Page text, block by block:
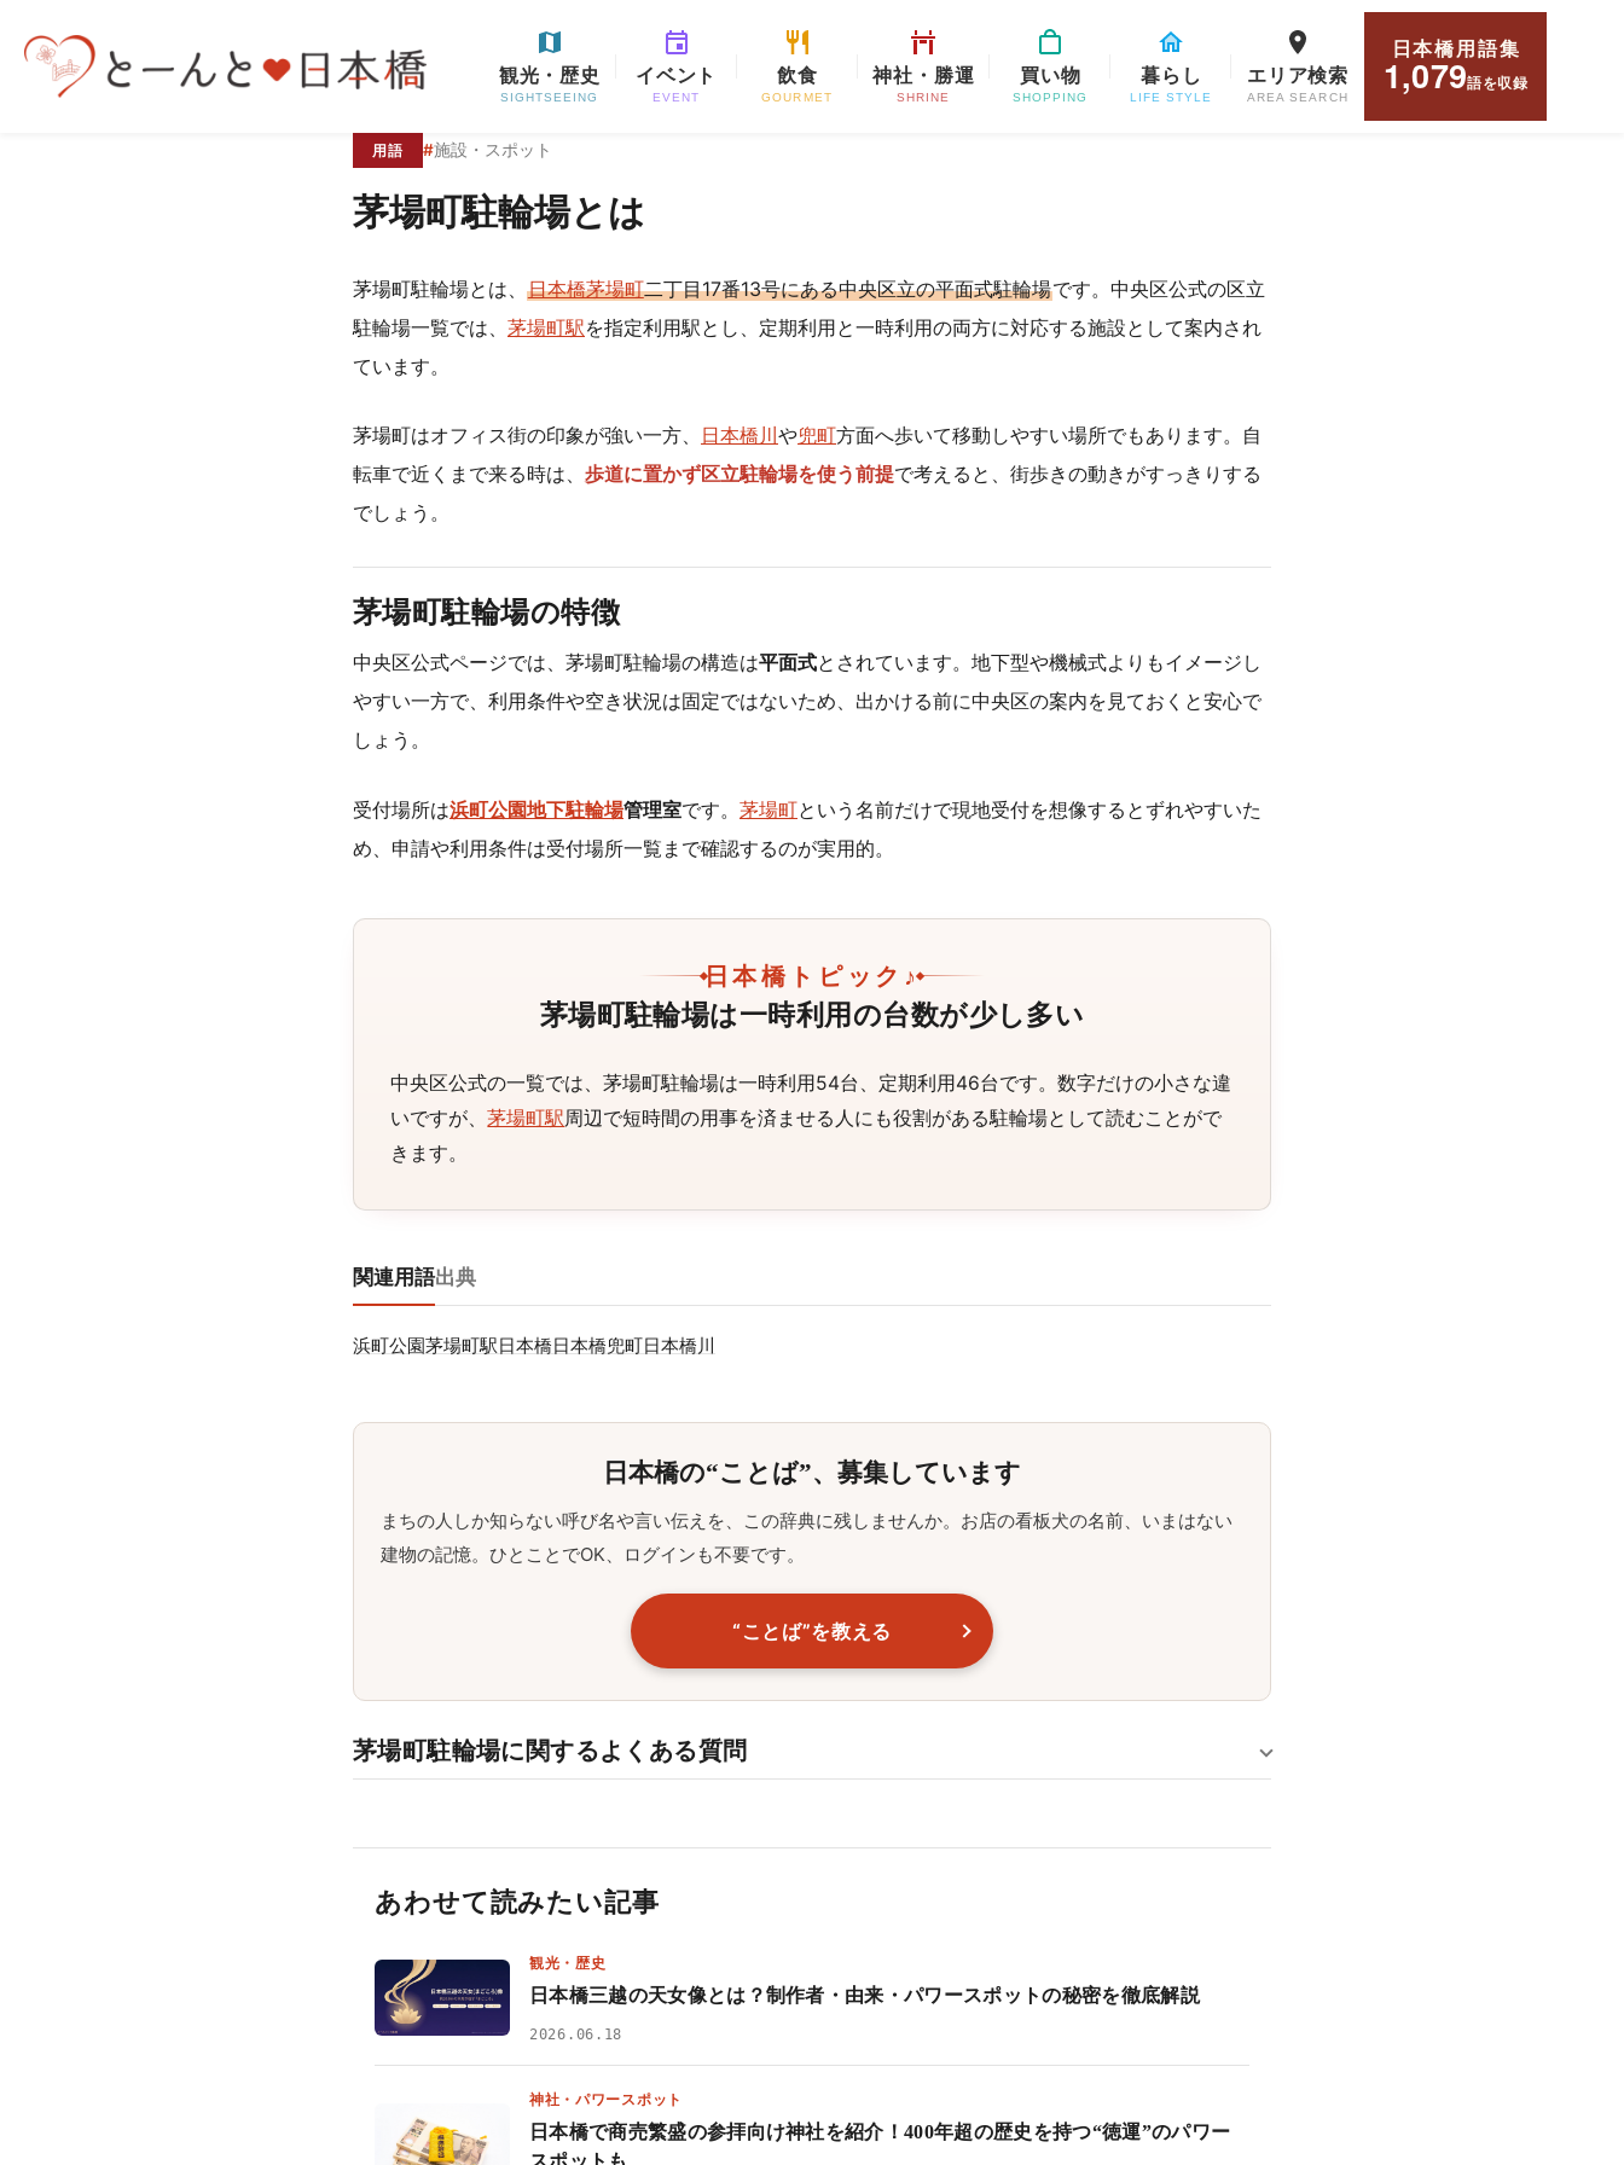
観光・歴史
SIGHTSEEING
イベント
EVENT
飲食
GOURMET
神社・勝運
SHRINE
買い物
SHOPPING
暮らし
LIFE STYLE
エリア検索
AREA SEARCH
日本橋用語集
1,079語を収録
用語 #施設・スポット
茅場町駐輪場とは
茅場町駐輪場とは、 日本橋茅場町二丁目17番13号にある中央区立の平面式駐輪場です。中央区公式の区立
駐輪場一覧では、 茅場町駅を指定利用駅とし、定期利用と一時利用の両方に対応する施設として案内され
ています。
茅場町はオフィス街の印象が強い一方、 日本橋川 や兜町方面へ歩いて移動しやすい場所でもあります。自
転車で近くまで来る時は、 歩道に置かず区立駐輪場を使う前提で考えると、街歩きの動きがすっきりする
でしょう。
茅場町駐輪場の特徴
中央区公式ページでは、茅場町駐輪場の構造は平面式とされています。地下型や機械式よりもイメージし
やすい一方で、利用条件や空き状況は固定ではないため、出かける前に中央区の案内を見ておくと安心で
しょう。
受付場所は浜町公園地下駐輪場管理室です。 茅場町という名前だけで現地受付を想像するとずれやすいた
め、申請や利用条件は受付場所一覧まで確認するのが実用的。
日本橋トピック♪
茅場町駐輪場は一時利用の台数が少し多い
中央区公式の一覧では、茅場町駐輪場は一時利用54台、定期利用46台です。数字だけの小さな違
いですが、茅場町駅周辺で短時間の用事を済ませる人にも役割がある駐輪場として読むことがで
きます。
関連用語出典
浜町公園茅場町駅日本橋日本橋兜町日本橋川
日本橋の“ことば”、募集しています
まちの人しか知らない呼び名や言い伝えを、この辞典に残しませんか。お店の看板犬の名前、いまはない
建物の記憶。ひとことでOK、ログインも不要です。
“ことば”を教える
茅場町駐輪場に関するよくある質問
あわせて読みたい記事
観光・歴史
日本橋三越の天女像とは？制作者・由来・パワースポットの秘密を徹底解説
2026.06.18
神社・パワースポット
日本橋で商売繁盛の参拝向け神社を紹介！400年超の歴史を持つ“徳運”のパワー